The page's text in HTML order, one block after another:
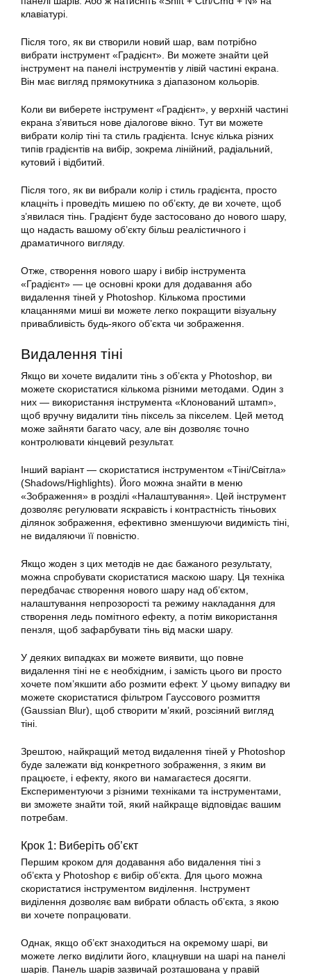
клавіатурі.
Після того, як ви створили новий шар, вам потрібно
вибрати інструмент «Градієнт». Ви можете знайти цей
інструмент на панелі інструментів у лівій частині екрана.
Він має вигляд прямокутника з діапазоном кольорів.
Коли ви виберете інструмент «Градієнт», у верхній частині
екрана з’явиться нове діалогове вікно. Тут ви можете
вибрати колір тіні та стиль градієнта. Існує кілька різних
типів градієнтів на вибір, зокрема лінійний, радіальний,
кутовий і відбитий.
Після того, як ви вибрали колір і стиль градієнта, просто
клацніть і проведіть мишею по об’єкту, де ви хочете, щоб
з’явилася тінь. Градієнт буде застосовано до нового шару,
що надасть вашому об’єкту більш реалістичного і
драматичного вигляду.
Отже, створення нового шару і вибір інструмента
«Градієнт» — це основні кроки для додавання або
видалення тіней у Photoshop. Кількома простими
клацаннями миші ви можете легко покращити візуальну
привабливість будь-якого об’єкта чи зображення.
Видалення тіні
Якщо ви хочете видалити тінь з об’єкта у Photoshop, ви
можете скористатися кількома різними методами. Один з
них — використання інструмента «Клонований штамп»,
щоб вручну видалити тінь піксель за пікселем. Цей метод
може зайняти багато часу, але він дозволяє точно
контролювати кінцевий результат.
Інший варіант — скористатися інструментом «Тіні/Світла»
(Shadows/Highlights). Його можна знайти в меню
«Зображення» в розділі «Налаштування». Цей інструмент
дозволяє регулювати яскравість і контрастність тіньових
ділянок зображення, ефективно зменшуючи видимість тіні,
не видаляючи її повністю.
Якщо жоден з цих методів не дає бажаного результату,
можна спробувати скористатися маскою шару. Ця техніка
передбачає створення нового шару над об’єктом,
налаштування непрозорості та режиму накладання для
створення ледь помітного ефекту, а потім використання
пензля, щоб зафарбувати тінь від маски шару.
У деяких випадках ви можете виявити, що повне
видалення тіні не є необхідним, і замість цього ви просто
хочете пом’якшити або розмити ефект. У цьому випадку ви
можете скористатися фільтром Гауссового розмиття
(Gaussian Blur), щоб створити м’який, розсіяний вигляд
тіні.
Зрештою, найкращий метод видалення тіней у Photoshop
буде залежати від конкретного зображення, з яким ви
працюєте, і ефекту, якого ви намагаєтеся досягти.
Експериментуючи з різними техніками та інструментами,
ви зможете знайти той, який найкраще відповідає вашим
потребам.
Крок 1: Виберіть об’єкт
Першим кроком для додавання або видалення тіні з
об’єкта у Photoshop є вибір об’єкта. Для цього можна
скористатися інструментом виділення. Інструмент
виділення дозволяє вам вибрати область об’єкта, з якою
ви хочете попрацювати.
Однак, якщо об’єкт знаходиться на окремому шарі, ви
можете легко виділити його, клацнувши на шарі на панелі
шарів. Панель шарів зазвичай розташована у правій